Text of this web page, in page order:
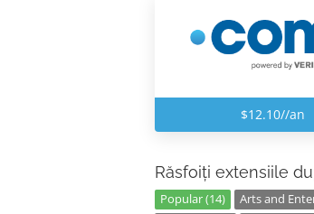
$12.10//an
Răsfoiți extensiile
Popular (14) Arts and